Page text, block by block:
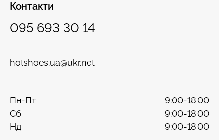
Контакти
095 693 30 14
hotshoes.ua@ukr.net
Пн-Пт
9:00-18:00
Сб
9:00-18:00
Нд
9:00-18:00